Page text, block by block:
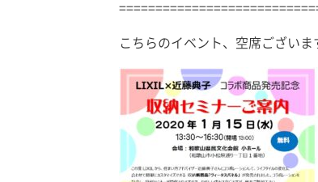
こちらのイベント、空席ござい